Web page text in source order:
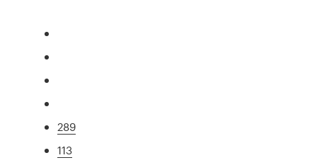
289
113